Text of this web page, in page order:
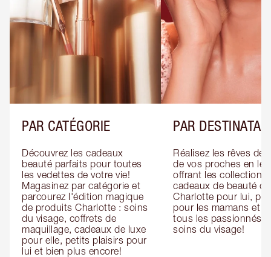
PAR CATÉGORIE
Découvrez les cadeaux
beauté parfaits pour toutes
les vedettes de votre vie!
Magasinez par catégorie et
parcourez l'édition magique
de produits Charlotte : soins
du visage, coffrets de
maquillage, cadeaux de luxe
pour elle, petits plaisirs pour
lui et bien plus encore!
PAR
Réalisez les rêves de
de vos proches en
offrant les collections
cadeaux de beauté de
Charlotte pour lui,
pour les mamans et
tous les passionnés
soins du visage!